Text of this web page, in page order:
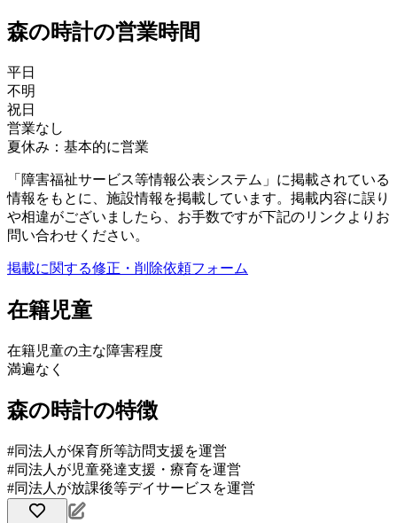
森の時計の営業時間
平日
不明
祝日
営業なし
夏休み：基本的に営業
「障害福祉サービス等情報公表システム」に掲載されている
情報をもとに、施設情報を掲載しています。掲載内容に誤り
や相違がございましたら、お手数ですが下記のリンクよりお
問い合わせください。
掲載に関する修正・削除依頼フォーム
在籍児童
在籍児童の主な障害程度
満遍なく
森の時計の特徴
#同法人が保育所等訪問支援を運営
#同法人が児童発達支援・療育を運営
#同法人が放課後等デイサービスを運営